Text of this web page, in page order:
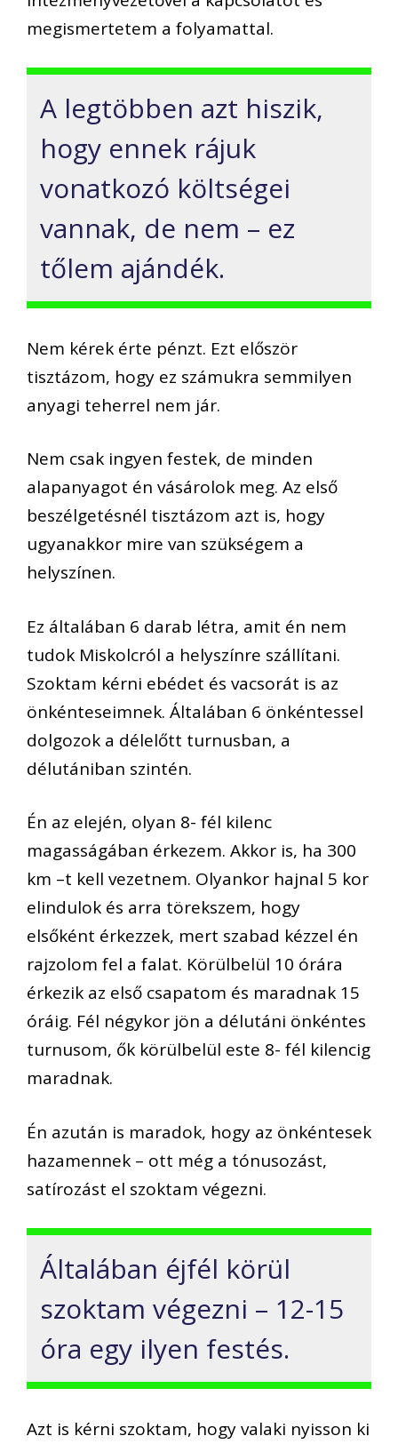
megismertetem a folyamattal.
A legtöbben azt hiszik,
hogy ennek rájuk
vonatkozó költségei
vannak, de nem – ez
tőlem ajándék.
Nem kérek érte pénzt. Ezt először
tisztázom, hogy ez számukra semmilyen
anyagi teherrel nem jár.
Nem csak ingyen festek, de minden
alapanyagot én vásárolok meg. Az első
beszélgetésnél tisztázom azt is, hogy
ugyanakkor mire van szükségem a
helyszínen.
Ez általában 6 darab létra, amit én nem
tudok Miskolcról a helyszínre szállítani.
Szoktam kérni ebédet és vacsorát is az
önkénteseimnek. Általában 6 önkéntessel
dolgozok a délelőtt turnusban, a
délutániban szintén.
Én az elején, olyan 8- fél kilenc
magasságában érkezem. Akkor is, ha 300
km –t kell vezetnem. Olyankor hajnal 5 kor
elindulok és arra törekszem, hogy
elsőként érkezzek, mert szabad kézzel én
rajzolom fel a falat. Körülbelül 10 órára
érkezik az első csapatom és maradnak 15
óráig. Fél négykor jön a délutáni önkéntes
turnusom, ők körülbelül este 8- fél kilencig
maradnak.
Én azután is maradok, hogy az önkéntesek
hazamennek – ott még a tónusozást,
satírozást el szoktam végezni.
Általában éjfél körül
szoktam végezni – 12-15
óra egy ilyen festés.
Azt is kérni szoktam, hogy valaki nyisson ki